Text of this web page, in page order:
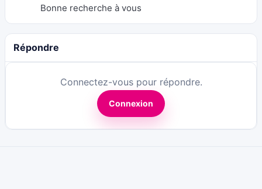
Bonne recherche à vous
Répondre
Connectez-vous pour répondre.
Connexion